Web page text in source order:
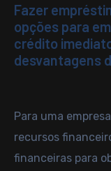
Fazer
opções para
crédito
desvantagens
Para uma
recursos
financeiras para